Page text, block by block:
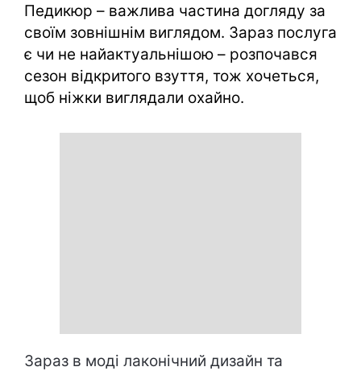
Педикюр – важлива частина догляду за
своїм зовнішнім виглядом. Зараз послуга
є чи не найактуальнішою – розпочався
сезон відкритого взуття, тож хочеться,
щоб ніжки виглядали охайно.
Зараз в моді лаконічний дизайн та